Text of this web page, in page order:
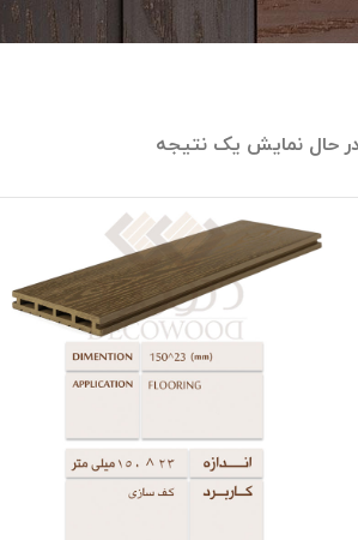
در حال نمایش یک نتیجه
اطلاعات بیشتر